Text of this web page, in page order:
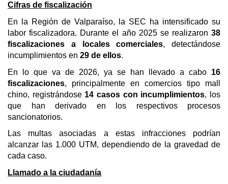
Cifras de fiscalización
En la Región de Valparaíso, la SEC ha intensificado su
labor fiscalizadora. Durante el año 2025 se realizaron 38
fiscalizaciones a locales comerciales, detectándose
incumplimientos en 29 de ellos.
En lo que va de 2026, ya se han llevado a cabo 16
fiscalizaciones, principalmente en comercios tipo mall
chino, registrándose 14 casos con incumplimientos, los
que han derivado en los respectivos procesos
sancionatorios.
Las multas asociadas a estas infracciones podrían
alcanzar las 1.000 UTM, dependiendo de la gravedad de
cada caso.
Llamado a la ciudadanía